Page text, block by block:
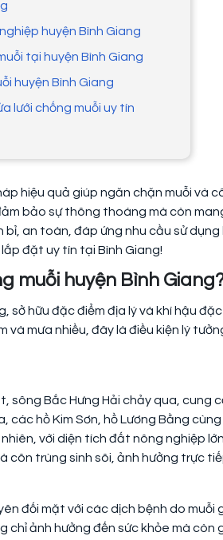
huyện Bình Giang
tại huyện Bình Giang
huyện Bình Giang
lưới chống muỗi uy tín
hiệu quả giúp ngăn chặn muỗi và
bảo sự thông thoáng mà còn
bỉ, an toàn, đáp ứng nhu cầu sử dụng
đặt uy tín tại Bình Giang!
muỗi huyện Bình
sở hữu đặc điểm địa lý và khí hậu
và mưa nhiều, đây là điều kiện lý
sông Bắc Hưng Hải chảy qua, cung
hồ Kim Sơn, hồ Lương Bằng
với diện tích đất nông nghiệp
côn trùng sinh sôi, ảnh hưởng trực
đối mặt với các dịch bệnh do muỗi
chỉ ảnh hưởng đến sức khỏe mà